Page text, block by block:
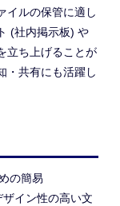
イルの保管に適し
(社内掲示板) や
立ち上げることが
・共有にも活躍し
の簡易
イン性の高い文